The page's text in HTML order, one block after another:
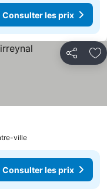
Consulter les prix
Partager
ville
Consulter les prix